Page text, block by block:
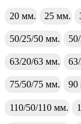
20 мм. 25 мм.
50/25/50 мм.
63/20/63 мм.
75/50/75 мм. 90
110/50/110 мм.